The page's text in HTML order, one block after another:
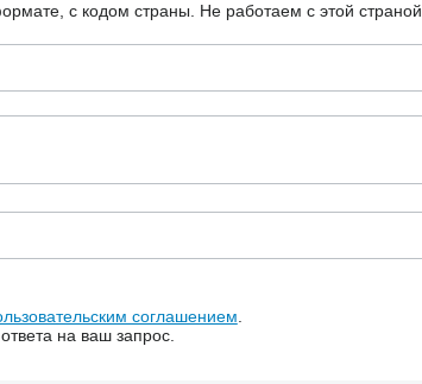
с кодом страны. Не работаем с этой страной
соглашением
на ваш запрос.